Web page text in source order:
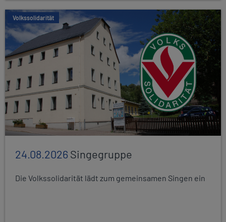
Volkssolidarität
24.08.2026Singegruppe
Die Volkssolidarität lädt zum gemeinsamen Singen ein